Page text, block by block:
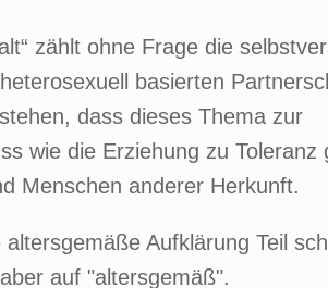
zählt ohne Frage die
basierten
dass dieses Thema zur
wie die Erziehung zu Toleranz
Menschen anderer Herkunft.
Aufklärung Teil
auf "altersgemäß".